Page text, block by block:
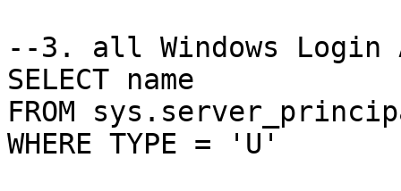
--3. all Windows Login
SELECT name
FROM
WHERE TYPE = 'U'